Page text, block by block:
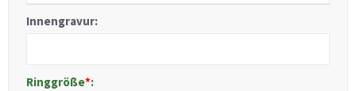
Innengravur:
Ringgröße*: